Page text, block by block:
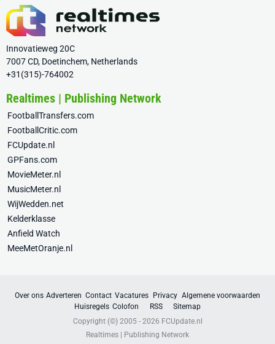
Innovatieweg 20C
7007 CD, Doetinchem, Netherlands
+31(315)-764002
Realtimes | Publishing Network
FootballTransfers.com
FootballCritic.com
FCUpdate.nl
GPFans.com
MovieMeter.nl
MusicMeter.nl
WijWedden.net
Kelderklasse
Anfield Watch
MeeMetOranje.nl
Over ons Adverteren Contact Vacatures Privacy Algemene voorwaarden
Huisregels Colofon RSS
Sitemap
Copyright (©) 2005 - 2026 FCUpdate.nl
Realtimes | Publishing Network